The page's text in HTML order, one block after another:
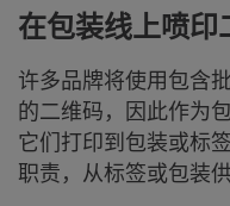
在包装线上喷印
许多品牌将使用包含
的二维码，因此作为
它们打印到包装或标
职责，从标签或包装